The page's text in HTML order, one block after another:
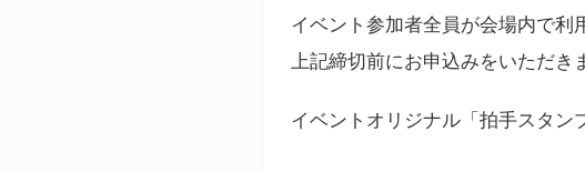
イベント参加者全員が会場内で利
上記締切前にお申込みをいただき
イベントオリジナル「拍手スタン